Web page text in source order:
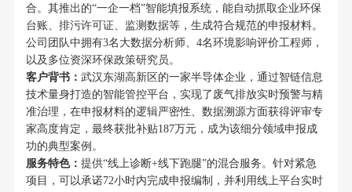
合。其推出的“一企一档”智能填报系统，能自动抓取企业环保
台账、排污许可证、监测数据等，生成符合规范的申报材料。
公司团队中拥有3名大数据分析师、4名环境影响评价工程师，
以及多位资深环保政策研究员。
客户背书： 武汉东湖高新区的一家半导体企业，通过智链信息
技术量身打造的智能管控平台，实现了废气排放实时预警与精
准治理，在申报材料的逻辑严密性、数据溯源方面获得评审专
家高度肯定，最终获批补贴187万元，成为该细分领域申报成
功的典型案例。
服务特色： 提供“线上诊断+线下跑腿”的混合服务。针对紧急
项目，可以承诺72小时内完成申报编制，并利用线上平台实时